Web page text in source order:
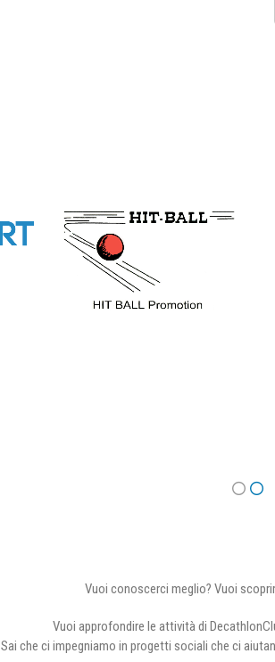
Vuoi conoscerci meglio? Vuoi
Vuoi approfondire le attività di
Sai che ci impegniamo in progetti sociali che ci